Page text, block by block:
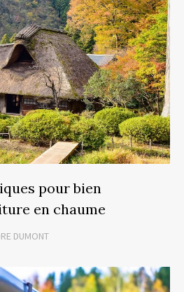
pour bien
en chaume
DUMONT